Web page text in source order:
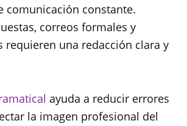
comunicación constante.
correos formales y
requieren una redacción clara y
ayuda a reducir errores
la imagen profesional del